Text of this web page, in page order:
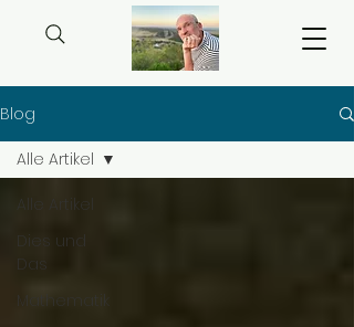
Blog
Alle Artikel
Dies und
Das
Mathematik
Alle Artikel